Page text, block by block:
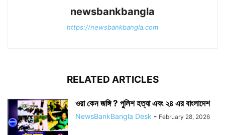
newsbankbangla
https://newsbankbangla.com
RELATED ARTICLES
ওরা কেন জঙ্গি ? পুলিশ হত্যা এবং ২৪ এর বাংলাদেশ
NewsBankBangla Desk - February 28, 2026